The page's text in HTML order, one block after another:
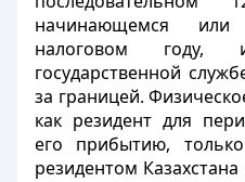
начинающемся
налоговом году,
государственной
за границей.
как резидент для
его прибытию,
резидентом